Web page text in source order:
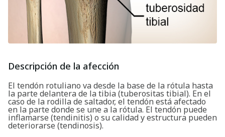
Descripción de la afección
El tendón rotuliano va desde la base de la rótula hasta
la parte delantera de la tibia (tuberositas tibial). En el
caso de la rodilla de saltador, el tendón está afectado
en la parte donde se une a la rótula. El tendón puede
inflamarse (tendinitis) o su calidad y estructura pueden
deteriorarse (tendinosis).